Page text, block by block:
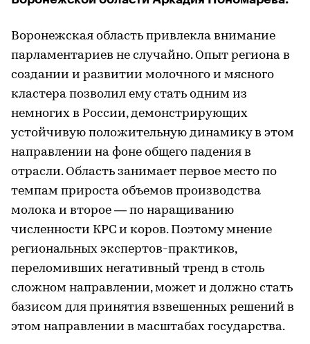
Воронежская область привлекла внимание
парламентариев не случайно. Опыт региона в
создании и развитии молочного и мясного
кластера позволил ему стать одним из
немногих в России, демонстрирующих
устойчивую положительную динамику в этом
направлении на фоне общего падения в
отрасли. Область занимает первое место по
темпам прироста объемов производства
молока и второе — по наращиванию
численности КРС и коров. Поэтому мнение
региональных экспертов-практиков,
переломивших негативный тренд в столь
сложном направлении, может и должно стать
базисом для принятия взвешенных решений в
этом направлении в масштабах государства.